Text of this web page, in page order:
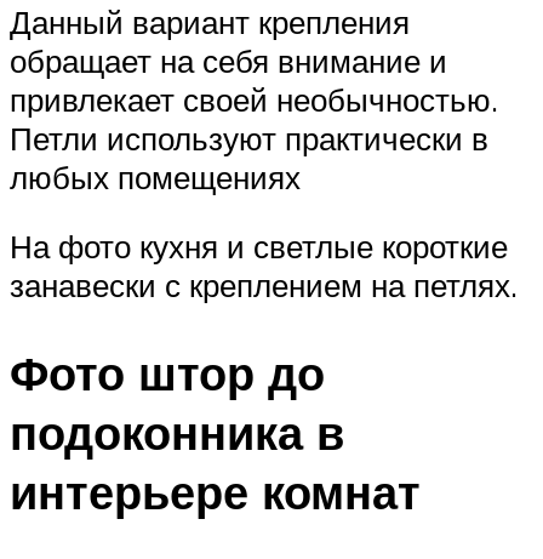
Данный вариант крепления
обращает на себя внимание и
привлекает своей необычностью.
Петли используют практически в
любых помещениях
На фото кухня и светлые короткие
занавески с креплением на петлях.
Фото штор до
подоконника в
интерьере комнат